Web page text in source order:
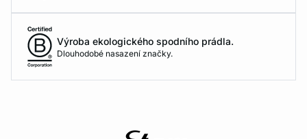
Výroba ekologického spodního prádla.
Dlouhodobé nasazení značky.